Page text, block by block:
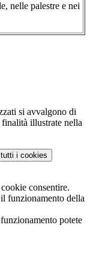
nelle palestre e nei
si avvalgono di
illustrate nella
i cookies
consentire.
funzionamento della
potete